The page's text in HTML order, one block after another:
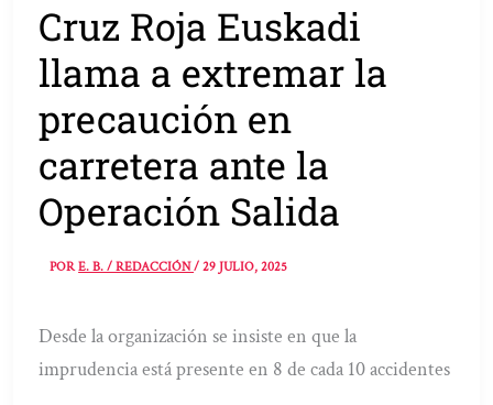
Cruz Roja Euskadi
llama a extremar la
precaución en
carretera ante la
Operación Salida
PORE. B. / REDACCIÓN/29 JULIO, 2025
Desde la organización se insiste en que la
imprudencia está presente en 8 de cada 10 accidentes